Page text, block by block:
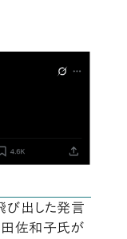
び出した発言
田佐和子氏が